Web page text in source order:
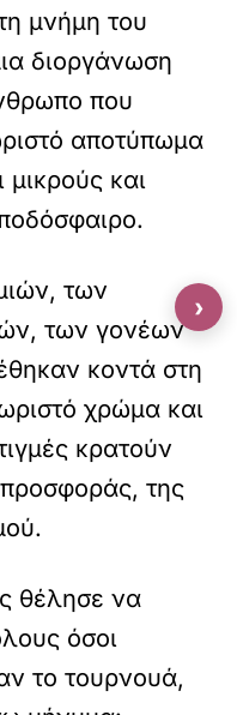
μνήμη του
διοργάνωση
που
αποτύπωμα
μικρούς και
των
των γονέων
κοντά στη
χρώμα και
κρατούν
προσφοράς, της
θέλησε να
όσοι
το τουρνουά,
›